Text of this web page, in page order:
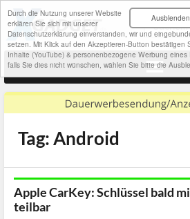
Ausblenden
Durch die Nutzung unserer Website
erklären Sie sich mit unserer
Datenschutzerklärung einverstanden, wir und
setzen. Mit Klick auf den Akzeptieren-Button bestätigen
Inhalte (YouTube) & personenbezogene Werbung
falls Sie dies nicht wünschen, wählen Sie bitte die
Tag: Android
Apple CarKey: Schlüssel bald
teilbar